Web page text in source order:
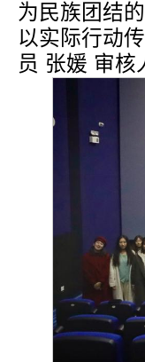
为民族团结
以实际行动
员 张媛 审核